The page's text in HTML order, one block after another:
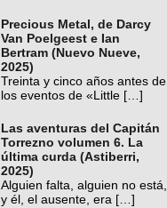
Precious Metal, de Darcy
Van Poelgeest e Ian
Bertram (Nuevo Nueve,
2025)
Treinta y cinco años antes de
los eventos de «Little […]
Las aventuras del Capitán
Torrezno volumen 6. La
última curda (Astiberri,
2025)
Alguien falta, alguien no está,
y él, el ausente, era […]